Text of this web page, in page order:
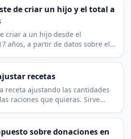
de criar un hijo y el total a
criar a un hijo desde el
años, a partir de datos sobre el
recetas
receta ajustando las cantidades
raciones que quieras. Sirve
sobre donaciones en